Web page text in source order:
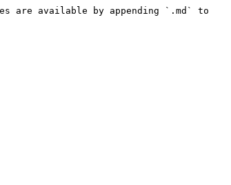
are available by appending `.md` to